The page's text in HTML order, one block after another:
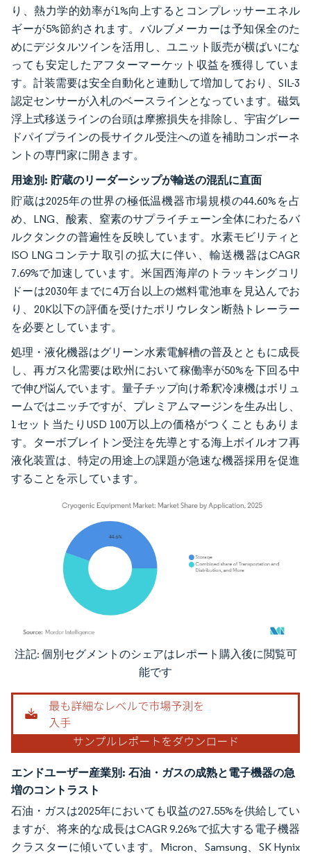
り、熱力学的効率が1%向上するとコンプレッサーエネル
ギーが5%節約されます。バルブメーカーは予知保全のた
めにデジタルツインを活用し、ユニット販売が横ばいにな
っても安定したアフターマーケット収益を獲得していま
す。計装需要は安全自動化と連動して増加しており、SIL-3
認定センサーが入札のベースラインとなっています。磁気
浮上式移送ラインの台頭は摩擦損失を排除し、宇宙グレー
ドパイプラインの長サイクル受注への道を補助コンポーネ
ントの専門家に開きます。
用途別: 貯蔵のリーダーシップが輸送の混乱に直面
貯蔵は2025年の世界の極低温機器市場規模の44.60%を占
め、LNG、酸素、窒素のサプライチェーン全体にわたるバ
ルクタンクの普遍性を反映しています。水素モビリティと
ISO LNGコンテナ取引の拡大に伴い、輸送機器はCAGR
7.69%で加速しています。米国西海岸のトラッキングコリ
ドーは2030年までに4万台以上の燃料電池車を見込んでお
り、20K以下の評価を受けたポリウレタン断熱トレーラー
を必要としています。
処理・液化機器はグリーン水素電解槽の普及とともに成長
し、再ガス化需要は欧州において稼働率が50%を下回る中
で伸び悩んでいます。量子チップ向け希釈冷凍機はボリュ
ームではニッチですが、プレミアムマージンを生み出し、
1セット当たりUSD 100万以上の価格がつくこともありま
す。ターボブレイトン受注を先導とする海上ボイルオフ再
液化装置は、特定の用途上の課題が急速な機器採用を促進
することを示しています。
画像 © Mordor Intelligence。再利用にはCC BY 4.0の表示が必要です。
注記: 個別セグメントのシェアはレポート購入後に閲覧可
能です
エンドユーザー産業別: 石油・ガスの成熟と電子機器の急
増のコントラスト
石油・ガスは2025年においても収益の27.55%を供給してい
ますが、将来的な成長はCAGR 9.26%で拡大する電子機器
クラスターに傾いています。Micron、Samsung、SK Hynix